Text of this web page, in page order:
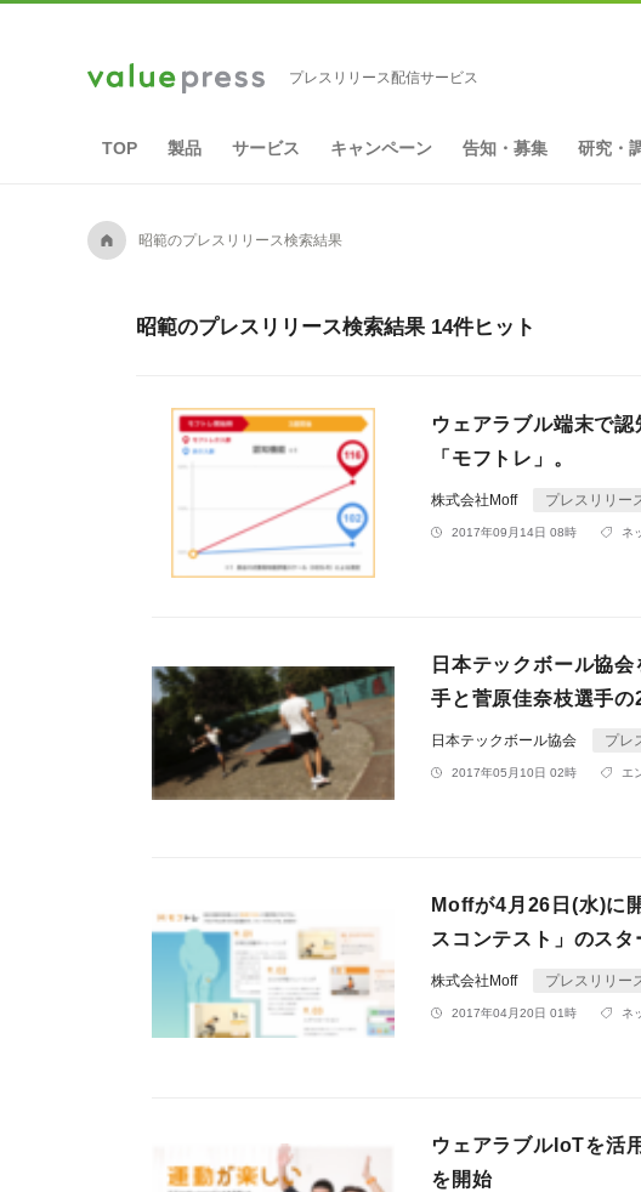
プレスリリース配信サービス
TOP 製品 サービス キャンペーン 告知・募集 研究・
A 昭範のプレスリリース検索結果
昭範のプレスリリース検索結果 14件ヒット
ウェアラブル端末で
「モフトレ」。
株式会社Moff プレスリリー
2017年09月14日 08時 ネ
日本テックボール協
手と菅原佳奈枝選手の
日本テックボール協会 プレ
2017年05月10日 02時 エ
Moffが4月26日(水)に
スコンテスト」のス
株式会社Moff プレスリリー
2017年04月20日 01時 ネ
ウェアラブルIoTを活
を開始